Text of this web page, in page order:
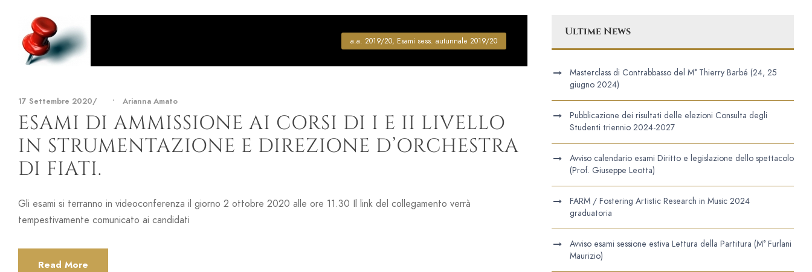
a.a. 2019/20, Esami sess. autunnale 2019/20
17 Settembre 2020 • Arianna Amato
ESAMI DI AMMISSIONE AI CORSI DI I E II LIVELLO
IN STRUMENTAZIONE E DIREZIONE D’ORCHESTRA
DI FIATI.
Gli esami si terranno in videoconferenza il giorno 2 ottobre 2020 alle ore 11.30 Il link del collegamento verrà
tempestivamente comunicato ai candidati
Read More
Ultime News
Masterclass di Contrabbasso del M° Thierry Barbé (24, 25
giugno 2024)
Pubblicazione dei risultati delle elezioni Consulta degli
Studenti triennio 2024-2027
Avviso calendario esami Diritto e legislazione dello spettacolo
(Prof. Giuseppe Leotta)
FARM / Fostering Artistic Research in Music 2024
graduatoria
Avviso esami sessione estiva Lettura della Partitura (M° Furlani
Maurizio)